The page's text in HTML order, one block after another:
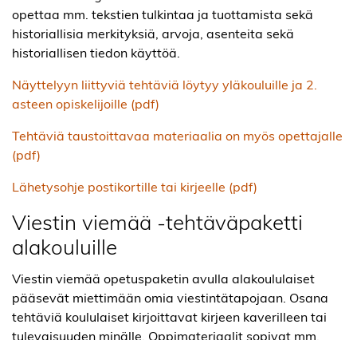
opettaa mm. tekstien tulkintaa ja tuottamista sekä
historiallisia merkityksiä, arvoja, asenteita sekä
historiallisen tiedon käyttöä.
Näyttelyyn liittyviä tehtäviä löytyy yläkouluille ja 2.
asteen opiskelijoille (pdf)
Tehtäviä taustoittavaa materiaalia on myös opettajalle
(pdf)
Lähetysohje postikortille tai kirjeelle (pdf)
Viestin viemää -tehtäväpaketti
alakouluille
Viestin viemää opetuspaketin avulla alakoululaiset
pääsevät miettimään omia viestintätapojaan. Osana
tehtäviä koululaiset kirjoittavat kirjeen kaverilleen tai
tulevaisuuden minälle. Oppimateriaalit sopivat mm.